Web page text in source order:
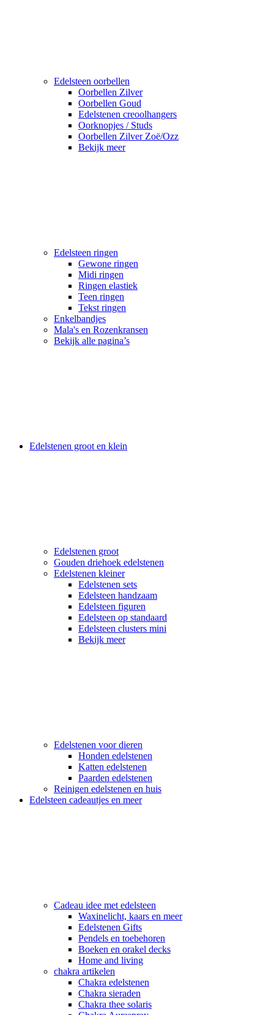
Edelsteen oorbellen
Oorbellen Zilver
Oorbellen Goud
Edelstenen creoolhangers
Oorknopjes / Studs
Oorbellen Zilver Zoë/Ozz
Bekijk meer
Edelsteen ringen
Gewone ringen
Midi ringen
Ringen elastiek
Teen ringen
Tekst ringen
Enkelbandjes
Mala's en Rozenkransen
Bekijk alle pagina’s
Edelstenen groot en klein
Edelstenen groot
Gouden driehoek edelstenen
Edelstenen kleiner
Edelstenen sets
Edelsteen handzaam
Edelsteen figuren
Edelsteen op standaard
Edelsteen clusters mini
Bekijk meer
Edelstenen voor dieren
Honden edelstenen
Katten edelstenen
Paarden edelstenen
Reinigen edelstenen en huis
Edelsteen cadeautjes en meer
Cadeau idee met edelsteen
Waxinelicht, kaars en meer
Edelstenen Gifts
Pendels en toebehoren
Boeken en orakel decks
Home and living
chakra artikelen
Chakra edelstenen
Chakra sieraden
Chakra thee solaris